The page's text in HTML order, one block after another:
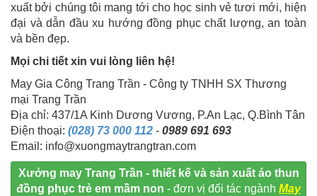
xuất bởi chúng tôi mang tới cho học sinh vẻ tươi mới, hiện
đại và dẫn đầu xu hướng đồng phục chất lượng, an toàn
và bền đẹp.
Mọi chi tiết xin vui lòng liên hệ!
May Gia Công Trang Trần - Công ty TNHH SX Thương
mại Trang Trần
Địa chỉ: 437/1A Kinh Dương Vương, P.An Lạc, Q.Bình Tân
Điện thoại: (028) 73 000 112 - 0989 691 693
Email: info@xuongmaytrangtran.com
Xưởng may Trang Trần - thiết kế và sản xuất áo thun
đồng phục trẻ em mầm non - đơn vị đối tác ngành May